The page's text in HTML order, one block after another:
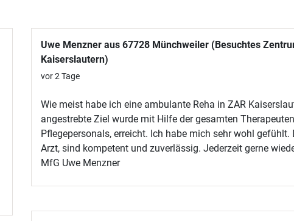
Uwe Menzner aus 67728 Münchweiler (Besuchtes
Kaiserslautern)
vor 2 Tage
Wie meist habe ich eine ambulante Reha in ZAR
angestrebte Ziel wurde mit Hilfe der gesamten
Pflegepersonals, erreicht. Ich habe mich sehr wohl gefühlt.
Arzt, sind kompetent und zuverlässig. Jederzeit gerne
MfG Uwe Menzner